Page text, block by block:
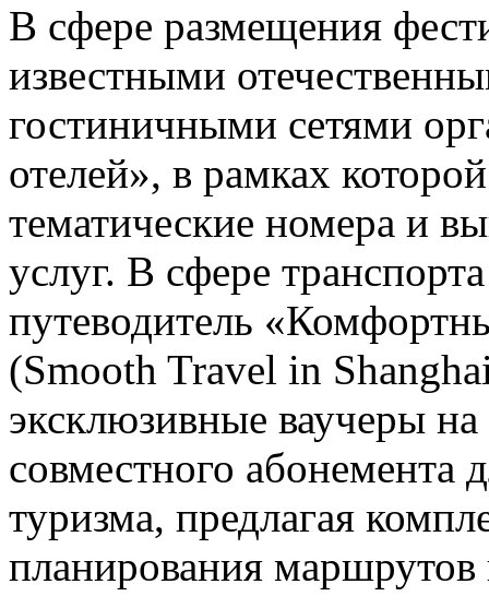
В сфере размещения
известными
гостиничными сетями
отелей», в рамках
тематические номера и
услуг. В сфере
путеводитель
(Smooth Travel in
эксклюзивные ваучеры
совместного абонемента
туризма, предлагая
планирования маршрутов